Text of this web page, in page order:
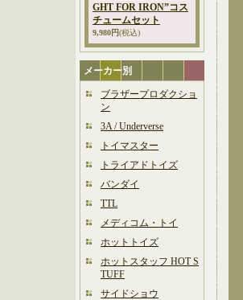
GHT FOR IRON”コス
チュームセット
9,980円(税込)
メーカー別
ブラザープロダクショ
ン
3A / Underverse
トイマスター
トライアドトイズ
バンダイ
TTL
メディコム・トイ
ホットトイズ
ホットスタッフ HOT S
TUFF
サイドショウ